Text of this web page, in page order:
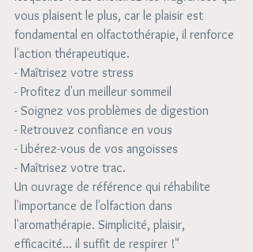
vous plaisent le plus, car le plaisir est
fondamental en olfactothérapie, il renforce
l'action thérapeutique.
- Maîtrisez votre stress
- Profitez d'un meilleur sommeil
- Soignez vos problèmes de digestion
- Retrouvez confiance en vous
- Libérez-vous de vos angoisses
- Maîtrisez votre trac.
Un ouvrage de référence qui réhabilite
l'importance de l'olfaction dans
l'aromathérapie. Simplicité, plaisir,
efficacité... il suffit de respirer !"